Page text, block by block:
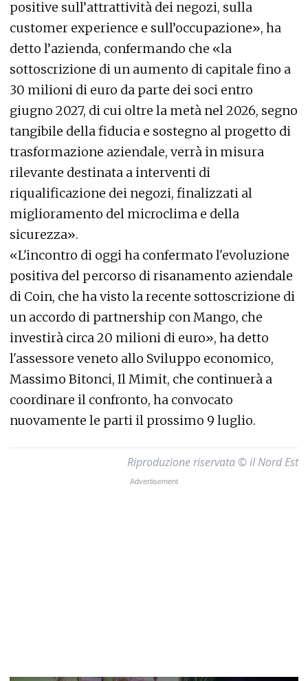
positive sull’attrattività dei negozi, sulla
customer experience e sull’occupazione», ha
detto l’azienda, confermando che «la
sottoscrizione di un aumento di capitale fino a
30 milioni di euro da parte dei soci entro
giugno 2027, di cui oltre la metà nel 2026, segno
tangibile della fiducia e sostegno al progetto di
trasformazione aziendale, verrà in misura
rilevante destinata a interventi di
riqualificazione dei negozi, finalizzati al
miglioramento del microclima e della
sicurezza».
«L'incontro di oggi ha confermato l'evoluzione
positiva del percorso di risanamento aziendale
di Coin, che ha visto la recente sottoscrizione di
un accordo di partnership con Mango, che
investirà circa 20 milioni di euro», ha detto
l'assessore veneto allo Sviluppo economico,
Massimo Bitonci, Il Mimit, che continuerà a
coordinare il confronto, ha convocato
nuovamente le parti il prossimo 9 luglio.
Riproduzione riservata © il Nord Est